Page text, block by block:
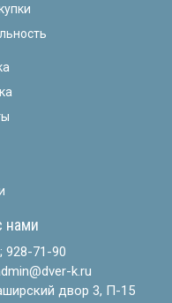
нами
; 928-71-90
k.ru
двор 3, П-15